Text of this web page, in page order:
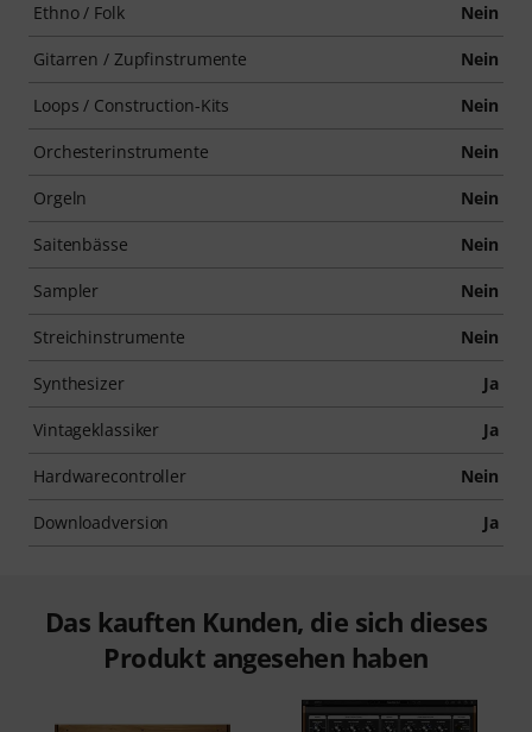
Ethno / Folk Nein
Gitarren / Zupfinstrumente Nein
Loops / Construction-Kits Nein
Orchesterinstrumente Nein
Orgeln Nein
Saitenbässe Nein
Sampler Nein
Streichinstrumente Nein
Synthesizer Ja
Vintageklassiker Ja
Hardwarecontroller Nein
Downloadversion Ja
Das kauften Kunden, die sich dieses
Produkt angesehen haben